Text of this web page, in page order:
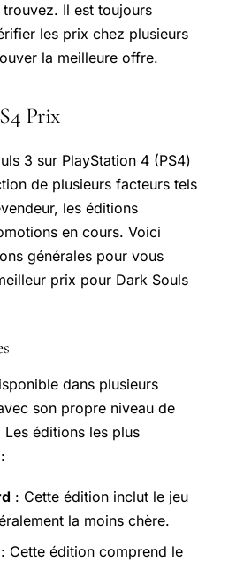
Il est toujours
les prix chez plusieurs
la meilleure offre.
Prix
3 sur PlayStation 4 (PS4)
de plusieurs facteurs tels
les éditions
en cours. Voici
générales pour vous
prix pour Dark Souls
dans plusieurs
son propre niveau de
éditions les plus
: Cette édition inclut le jeu
la moins chère.
: Cette édition comprend le